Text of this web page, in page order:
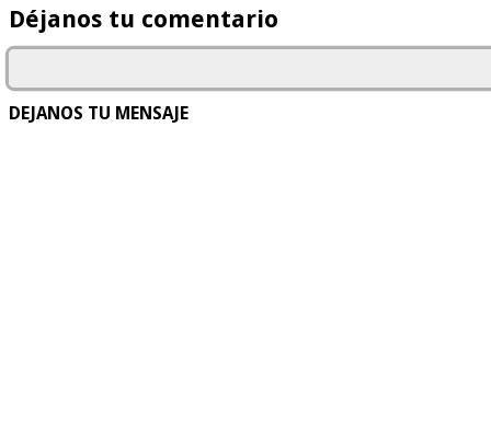
Déjanos tu comentario
DEJANOS TU MENSAJE